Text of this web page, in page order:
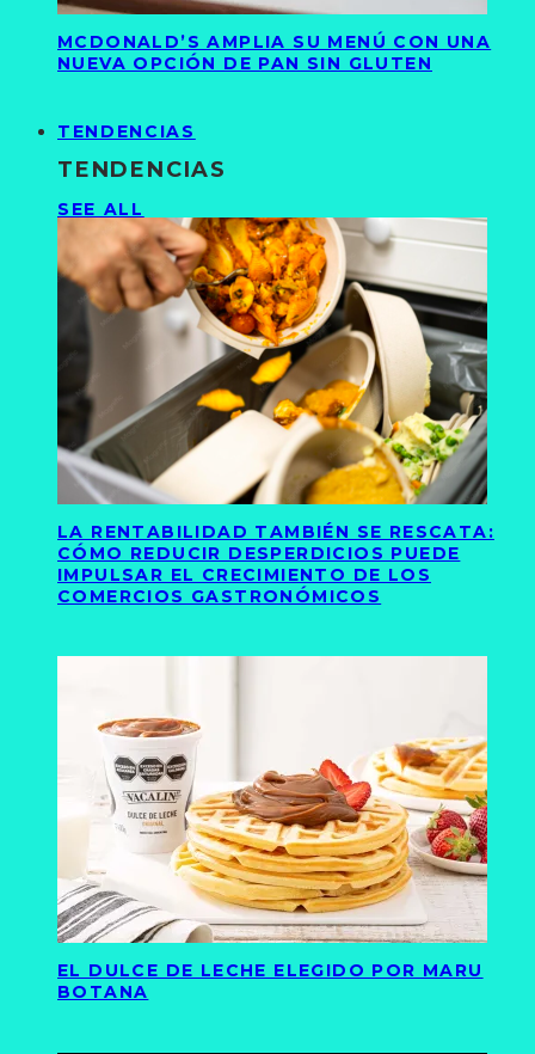
MCDONALD’S AMPLIA SU MENÚ CON UNA
NUEVA OPCIÓN DE PAN SIN GLUTEN
TENDENCIAS
TENDENCIAS
SEE ALL
LA RENTABILIDAD TAMBIÉN SE RESCATA:
CÓMO REDUCIR DESPERDICIOS PUEDE
IMPULSAR EL CRECIMIENTO DE LOS
COMERCIOS GASTRONÓMICOS
EL DULCE DE LECHE ELEGIDO POR MARU
BOTANA